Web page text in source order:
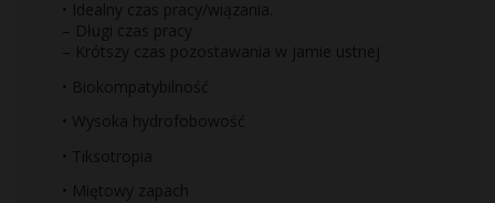
• Idealny czas pracy/wiązania.
– Długi czas pracy
– Krótszy czas pozostawania w jamie ustnej
• Biokompatybilność
• Wysoka hydrofobowość
• Tiksotropia
• Miętowy zapach